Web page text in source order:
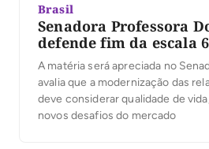
Brasil
Senadora Professora
defende fim da escala
A matéria será apreciada no
avalia que a modernização das
deve considerar qualidade de
novos desafios do mercado